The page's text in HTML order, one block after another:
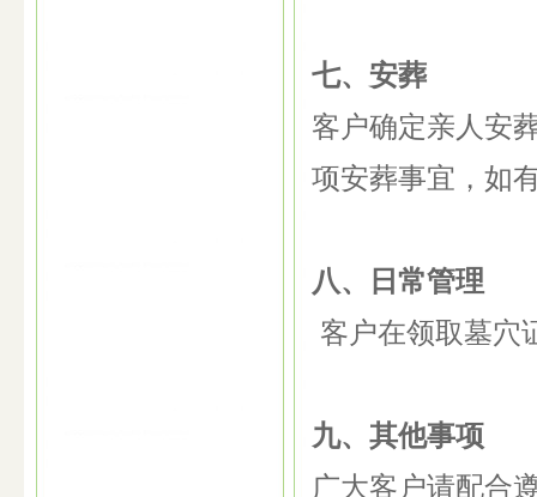
七、安葬
客户确定亲人安
项安葬事宜，如
八、日常管理
客户在领取墓穴
九、其他事项
广大客户请配合